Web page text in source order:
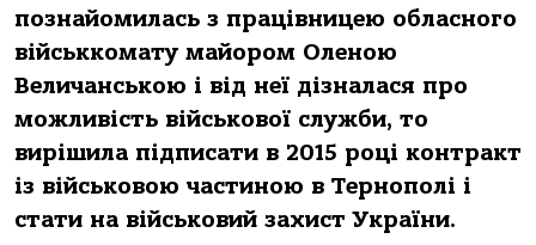
познайомилась з працівницею обласного
військкомату майором Оленою
Величанською і від неї дізналася про
можливість військової служби, то
вирішила підписати в 2015 році контракт
із військовою частиною в Тернополі і
стати на військовий захист України.